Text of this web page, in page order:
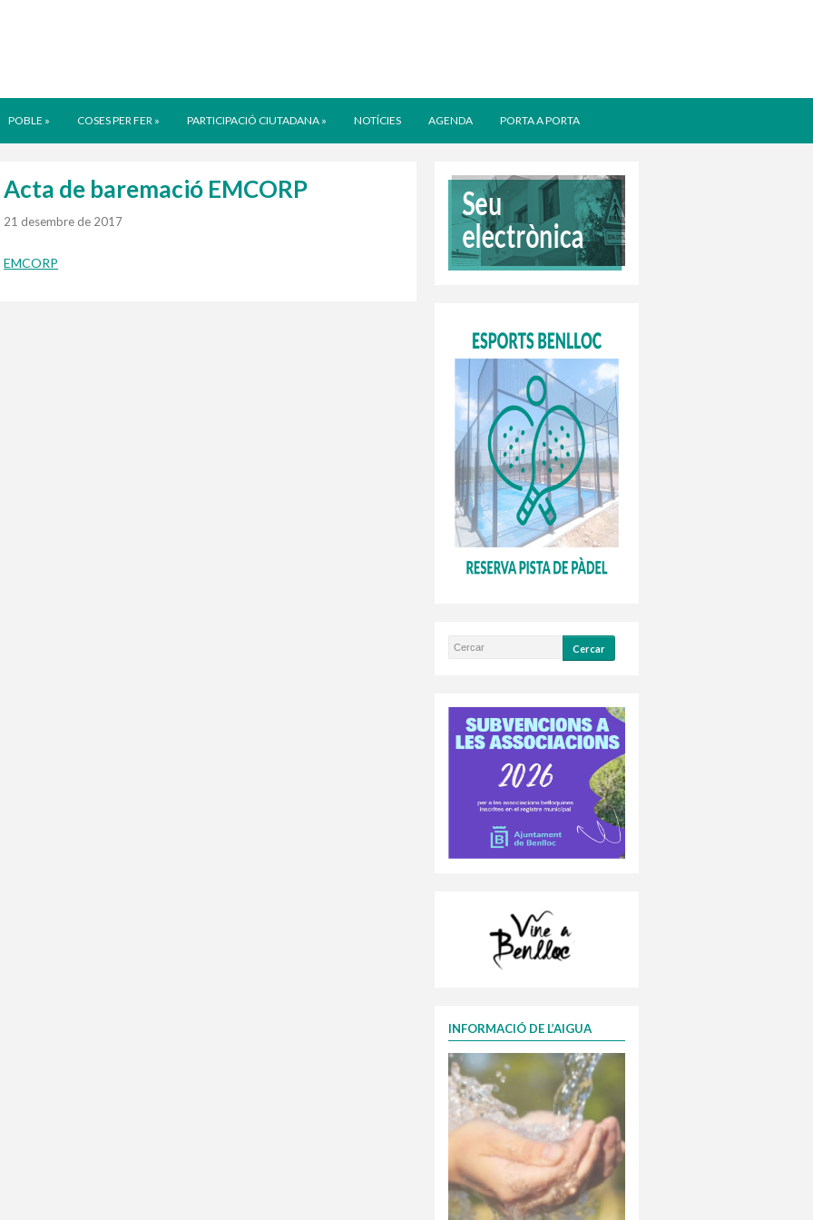
POBLE » COSES PER FER » PARTICIPACIÓ CIUTADANA » NOTÍCIES AGENDA PORTA A PORTA
Acta de baremació EMCORP
21 desembre de 2017
EMCORP
INFORMACIÓ DE L’AIGUA